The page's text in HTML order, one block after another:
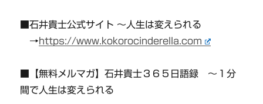
■石井貴士公式サイト 〜人生は変えられる
→https://www.kokorocinderella.com
■【無料メルマガ】石井貴士３６５日語録 〜１分
間で人生は変えられる